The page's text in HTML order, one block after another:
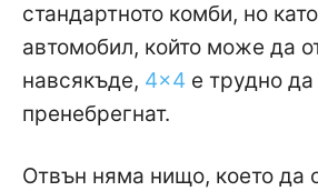
стандартното комби, но
автомобил, който може да
навсякъде, 4×4 е трудно
пренебрегнат.
Отвън няма нищо, което да